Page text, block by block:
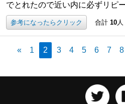
でとれたので近い内に必ずリピ
参考になったらクリック 合計 10人
« 1 2 3 4 5 6 7 8